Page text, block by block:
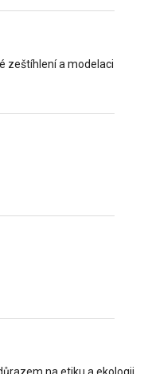
zeštíhlení a modelaci
na etiku a ekologii